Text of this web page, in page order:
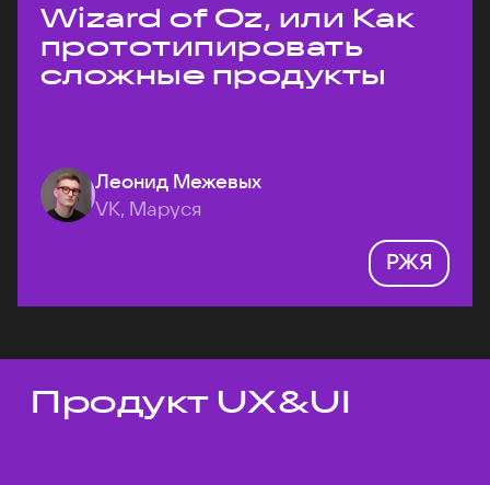
Wizard of Oz, или Как
прототипировать
сложные продукты
Леонид Межевых
VK, Маруся
РЖЯ
Темы докладов
Продукт UX&UI